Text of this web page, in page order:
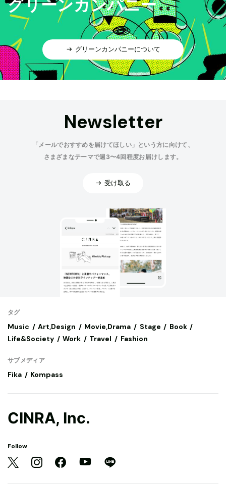
グリーンカンパニー
グリーンカンパニーについて
Newsletter
「メールでおすすめを届けてほしい」という方に向けて、
さまざまなテーマで週3〜4回程度お届けします。
受け取る
タグ
Music Art,Design Movie,Drama Stage
Book
Life&Society
Work Travel Fashion
サブメディア
Fika Kompass
CINRA, Inc.
Follow